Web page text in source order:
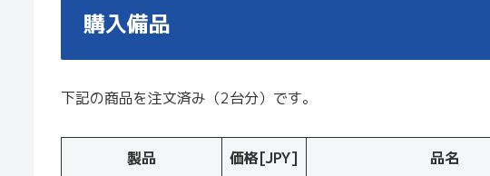
購入備品
下記の商品を注文済み（2台分）です。
製品 価格[JPY] 品名